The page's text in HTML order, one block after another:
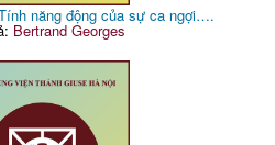
năng động của sự ca ngợi….
Bertrand Georges